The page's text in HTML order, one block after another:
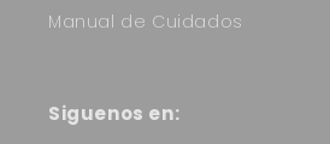
Manual de Cuidados
Siguenos en: